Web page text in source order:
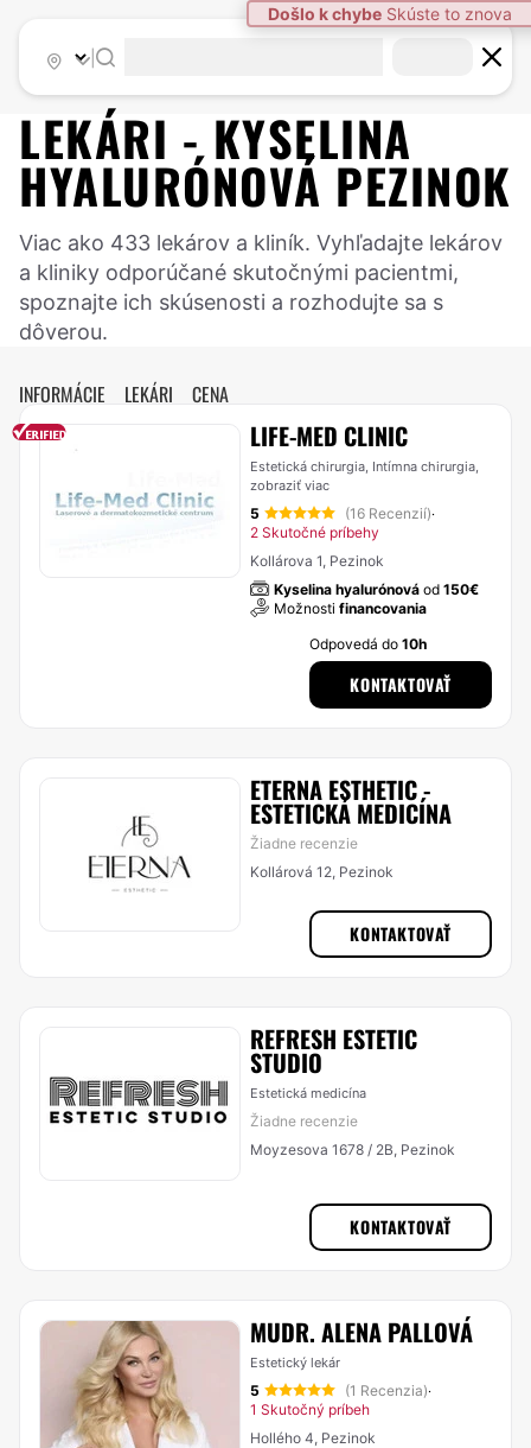
Došlo k chybe Skúste to znova
LEKÁRI -KYSELINA
HYALURÓNOVÁ PEZINOK
Viac ako 433 lekárov a kliník. Vyhľadajte lekárov
a kliniky odporúčané skutočnými pacientmi,
spoznajte ich skúsenosti a rozhodujte sa s
dôverou.
INFORMÁCIE LEKÁRI CENA
LIFE-MED CLINIC
Estetická chirurgia, Intímna chirurgia,
zobraziť viac
5 (16 Recenzií)·
2 Skutočné príbehy
Kollárova 1, Pezinok
Kyselina hyalurónová od 150€
Možnosti financovania
Odpovedá do10h
KONTAKTOVAŤ
ETERNA ESTHETIC -
ESTETICKÁ MEDICÍNA
Žiadne recenzie
Kollárová 12, Pezinok
KONTAKTOVAŤ
REFRESH ESTETIC
STUDIO
Estetická medicína
Žiadne recenzie
Moyzesova 1678 / 2B, Pezinok
KONTAKTOVAŤ
MUDR. ALENA PALLOVÁ
Estetický lekár
5 (1 Recenzia)·
1 Skutočný príbeh
Hollého 4, Pezinok